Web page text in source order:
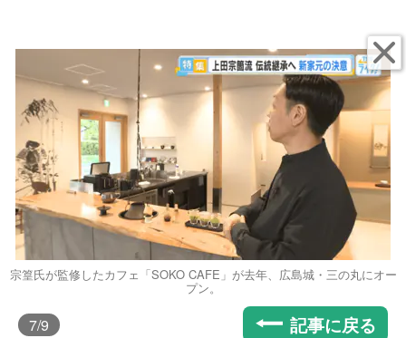
宗篁氏が監修したカフェ「SOKO CAFE」が去年、広島城・三の丸にオー
プン。
7/9 記事に戻る